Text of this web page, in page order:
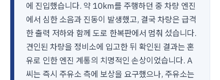
에 진입했습니다. 약 10km를 주행하던 중 차량 엔진
에서 심한 소음과 진동이 발생했고, 결국 차량은 급격
한 출력 저하와 함께 도로 한복판에서 멈춰 섰습니다.
견인된 차량을 정비소에 입고한 뒤 확인된 결과는 혼
유로 인한 엔진 계통의 치명적인 손상이었습니다. A
씨는 즉시 주유소 측에 보상을 요구했으나, 주유소는